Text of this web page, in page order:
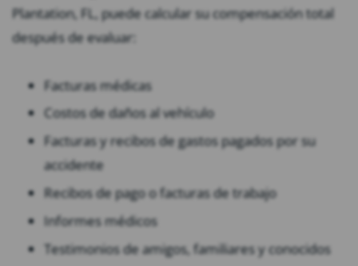
Plantation, FL, puede calcular su compensación total
después de evaluar:
Facturas médicas
Costos de daños al vehículo
Facturas y recibos de gastos pagados por su
accidente
Recibos de pago o facturas de trabajo
Informes médicos
Testimonios de amigos, familiares y conocidos